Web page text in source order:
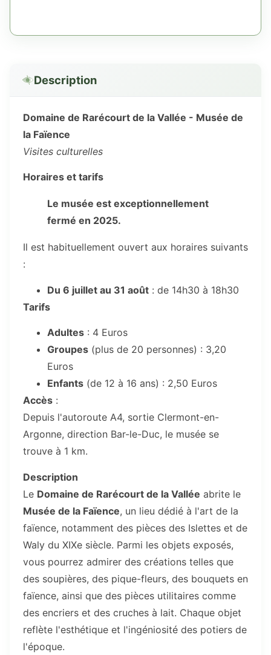
Description
Domaine de Rarécourt de la Vallée - Musée de
la Faïence
Visites culturelles
Horaires et tarifs
Le musée est exceptionnellement
fermé en 2025.
Il est habituellement ouvert aux horaires suivants
:
Du 6 juillet au 31 août : de 14h30 à 18h30
Tarifs
Adultes : 4 Euros
Groupes (plus de 20 personnes) : 3,20
Euros
Enfants (de 12 à 16 ans) : 2,50 Euros
Accès :
Depuis l'autoroute A4, sortie Clermont-en-
Argonne, direction Bar-le-Duc, le musée se
trouve à 1 km.
Description
Le Domaine de Rarécourt de la Vallée abrite le
Musée de la Faïence, un lieu dédié à l'art de la
faïence, notamment des pièces des Islettes et de
Waly du XIXe siècle. Parmi les objets exposés,
vous pourrez admirer des créations telles que
des soupières, des pique-fleurs, des bouquets en
faïence, ainsi que des pièces utilitaires comme
des encriers et des cruches à lait. Chaque objet
reflète l'esthétique et l'ingéniosité des potiers de
l'époque.